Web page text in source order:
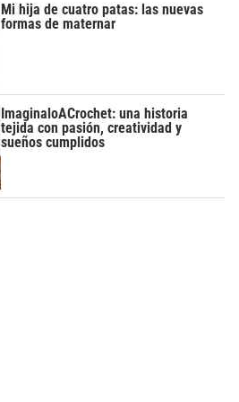
Mi hija de cuatro patas: las nuevas
formas de maternar
ImaginaloACrochet: una historia
tejida con pasión, creatividad y
sueños cumplidos